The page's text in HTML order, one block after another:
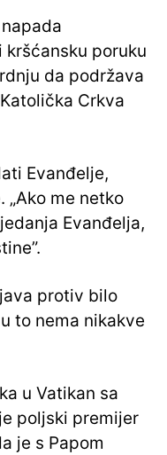
kršćansku poruku
da podržava
Crkva
Evanđelje,
„Ako me netko
Evanđelja,
protiv bilo
to nema nikakve
u Vatikan sa
poljski premijer
je s Papom